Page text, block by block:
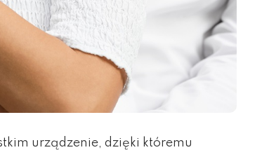
urządzenie, dzięki któremu